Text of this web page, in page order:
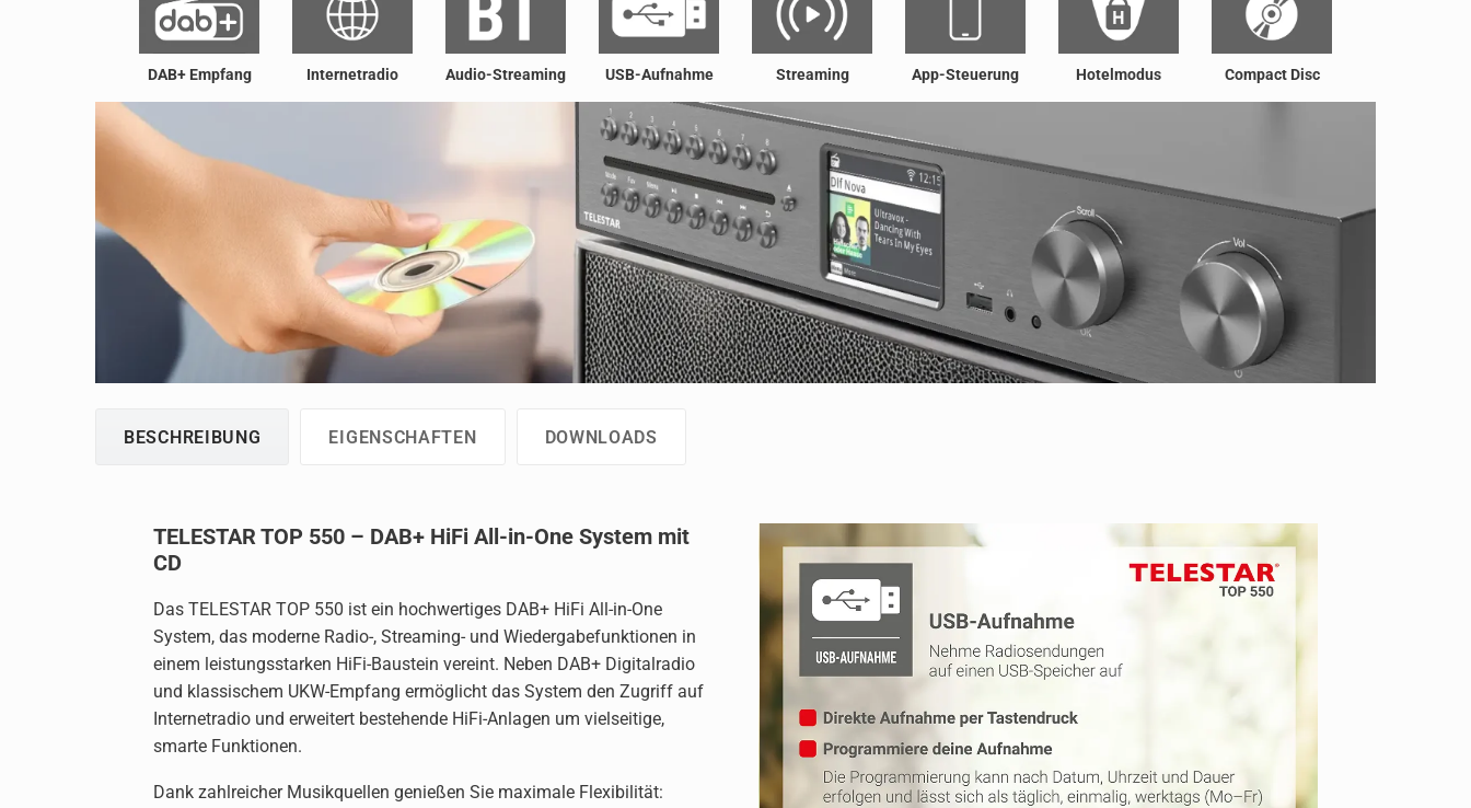
DAB+ Empfang Internetradio Audio-Streaming USB-Aufnahme Streaming App-Steuerung Hotelmodus Compact Disc
BESCHREIBUNG EIGENSCHAFTEN DOWNLOADS
TELESTAR TOP 550 – DAB+ HiFi All-in-One System mit
CD
Das TELESTAR TOP 550 ist ein hochwertiges DAB+ HiFi All-in-One
System, das moderne Radio-, Streaming- und Wiedergabefunktionen in
einem leistungsstarken HiFi-Baustein vereint. Neben DAB+ Digitalradio
und klassischem UKW-Empfang ermöglicht das System den Zugriff auf
Internetradio und erweitert bestehende HiFi-Anlagen um vielseitige,
smarte Funktionen.
Dank zahlreicher Musikquellen genießen Sie maximale Flexibilität: